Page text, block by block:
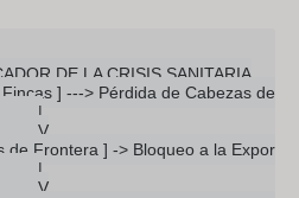
DE LA CRISIS SANITARIA
] ---> Pérdida de Cabezas de
|
V
de Frontera ] -> Bloqueo a la
|
V